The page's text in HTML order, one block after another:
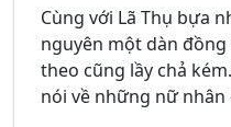
Cùng với Lã Thụ bựa
nguyên một dàn
theo cũng lầy chả
nói về những nữ nhân